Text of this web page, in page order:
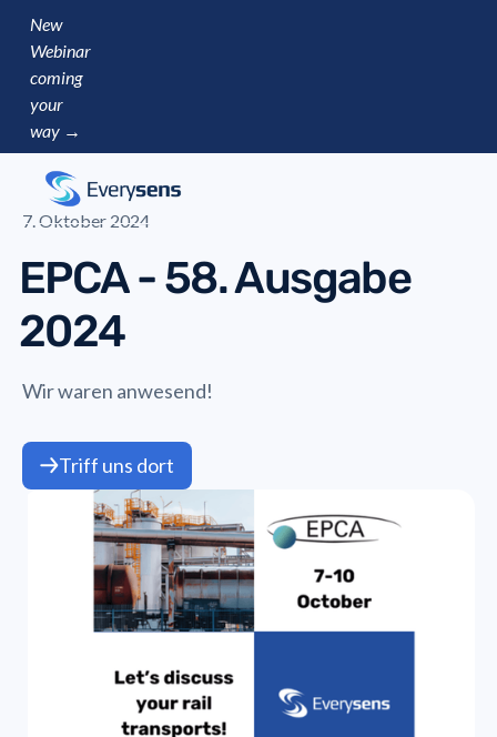
New
Webinar
coming
your
way →
7. Oktober 2024
EPCA - 58. Ausgabe
2024
Wir waren anwesend!
Triff uns dort